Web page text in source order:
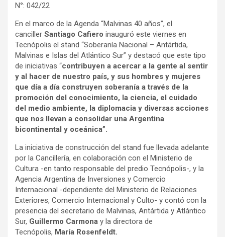
N°: 042/22
En el marco de la Agenda “Malvinas 40 años”, el
canciller Santiago Cafiero inauguró este viernes en
Tecnópolis el stand “Soberanía Nacional – Antártida,
Malvinas e Islas del Atlántico Sur” y destacó que este tipo
de iniciativas “contribuyen a acercar a la gente al sentir
y al hacer de nuestro país, y sus hombres y mujeres
que día a día construyen soberanía a través de la
promoción del conocimiento, la ciencia, el cuidado
del medio ambiente, la diplomacia y diversas acciones
que nos llevan a consolidar una Argentina
bicontinental y oceánica”.
La iniciativa de construcción del stand fue llevada adelante
por la Cancillería, en colaboración con el Ministerio de
Cultura -en tanto responsable del predio Tecnópolis-, y la
Agencia Argentina de Inversiones y Comercio
Internacional -dependiente del Ministerio de Relaciones
Exteriores, Comercio Internacional y Culto- y contó con la
presencia del secretario de Malvinas, Antártida y Atlántico
Sur, Guillermo Carmona y la directora de
Tecnópolis, María Rosenfeldt.